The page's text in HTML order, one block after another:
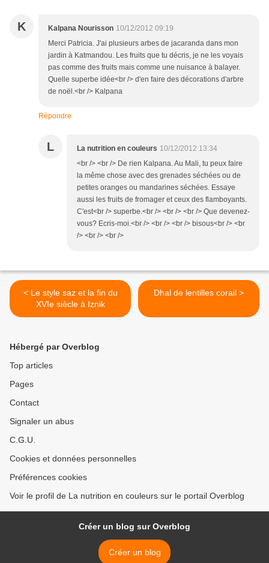
K Kalpana Nourisson 10/12/2012 09:19
Merci Patricia. J'ai plusieurs arbes de jacaranda dans mon
jardin à Katmandou. Les fruits que tu décris, je ne les voyais
pas comme des fruits mais comme une nuisance à balayer.
Quelle superbe idée<br /> d'en faire des décorations d'arbre
de noël.<br /> Kalpana
Répondre
L La nutrition en couleurs 10/12/2012 13:34
<br /> <br /> De rien Kalpana. Au Mali, tu peux faire
la même chose avec des grenades séchées ou de
petites oranges ou mandarines séchées. Essaye
aussi les fruits de fromager et ceux des flamboyants.
C'est<br /> superbe.<br /> <br /> <br /> Que devenez-
vous? Ecris-moi.<br /> <br /> <br /> bisous<br /> <br
/> <br /> <br />
< Le style saz et la fin du
XVIe siècle à Iznik
Dhal de lentilles corail >
Hébergé par Overblog
Top articles
Pages
Contact
Signaler un abus
C.G.U.
Cookies et données personnelles
Préférences cookies
Voir le profil de La nutrition en couleurs sur le portail Overblog
Créer un blog sur Overblog
Créer un blog